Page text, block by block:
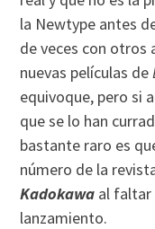
la Newtype antes
de veces con otros
nuevas películas de
equivoque, pero si
que se lo han
bastante raro es
número de la
Kadokawa al faltar
lanzamiento.